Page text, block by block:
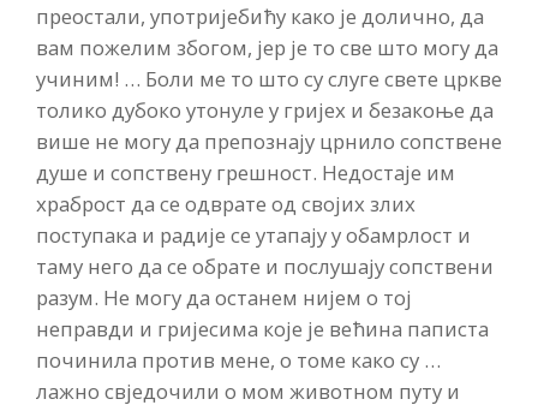
преостали, употријебићу како је долично, да
вам пожелим збогом, јер је то све што могу да
учиним! … Боли ме то што су слуге свете цркве
толико дубоко утонуле у гријех и безакоње да
више не могу да препознају црнило сопствене
душе и сопствену грешност. Недостаје им
храброст да се одврате од својих злих
поступака и радије се утапају у обамрлост и
таму него да се обрате и послушају сопствени
разум. Не могу да останем нијем о тој
неправди и гријесима које је већина паписта
починила против мене, о томе како су …
лажно свједочили о мом животном путу и